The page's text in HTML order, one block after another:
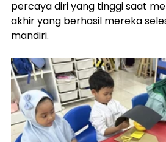
percaya diri yang tinggi saat
akhir yang berhasil mereka
mandiri.